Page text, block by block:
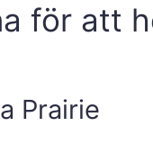
för att
Prairie